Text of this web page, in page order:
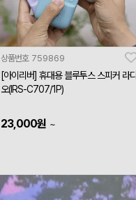
상품번호 759869
[아이리버] 휴대용 블루투스 스피커 라디
오(IRS-C707/1P)
23,000원 ~